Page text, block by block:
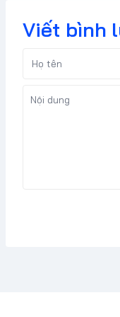
Viết bình